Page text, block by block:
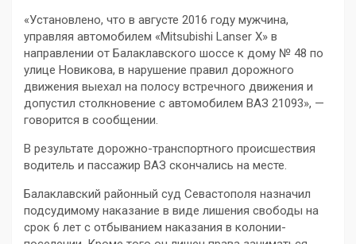
«Установлено, что в августе 2016 году мужчина,
управляя автомобилем «Mitsubishi Lanser X» в
направлении от Балаклавского шоссе к дому № 48 по
улице Новикова, в нарушение правил дорожного
движения выехал на полосу встречного движения и
допустил столкновение с автомобилем ВАЗ 21093», —
говорится в сообщении.
В результате дорожно-транспортного происшествия
водитель и пассажир ВАЗ скончались на месте.
Балаклавский районный суд Севастополя назначил
подсудимому наказание в виде лишения свободы на
срок 6 лет с отбыванием наказания в колонии-